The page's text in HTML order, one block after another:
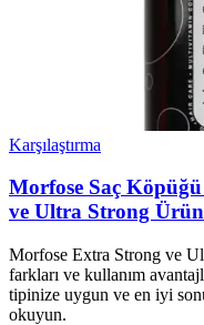
Karşılaştırma
Morfose Saç
ve Ultra Strong
Morfose Extra Strong ve
farkları ve kullanım
tipinize uygun ve en iyi
okuyun.